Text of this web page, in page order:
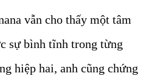
vẫn cho thấy một tâm
sự bình tĩnh trong từng
hiệp hai, anh cũng chứng